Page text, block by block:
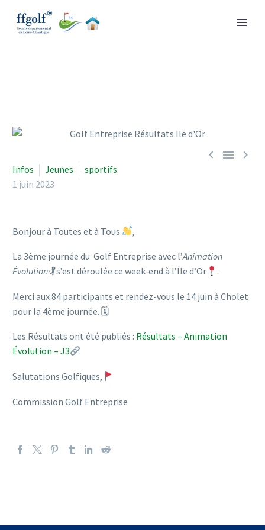
  
Infos Jeunes
sportifs
1 juin 2023
Bonjour à Toutes et à Tous ,
La 3ème journée du Golf Entreprise avec l’Animation
Évolution🏌️s’est déroulée ce week-end à l’Ile d’Or .
Merci aux 84 participants et rendez-vous le 14 juin à Cholet
pour la 4ème journée. 🗓
Les Résultats ont été publiés : Résultats – Animation
Évolution – J3
Salutations Golfiques,
Commission Golf Entreprise